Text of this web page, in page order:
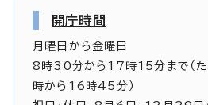
開庁時間
月曜日から金曜日
8時30分から17時15分まで（た
時から16時45分）